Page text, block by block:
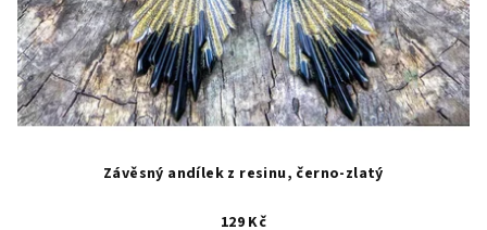
Závěsný andílek z resinu, černo-zlatý
129 Kč